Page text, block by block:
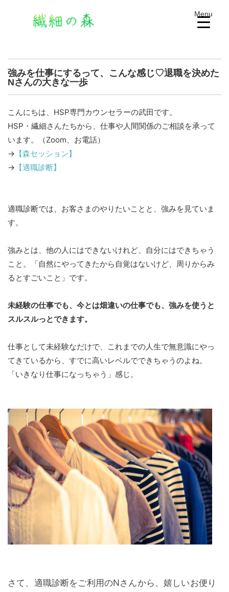
強みを仕事にするって、こんな感じ♡退職を決めた
Nさんの大きな一歩
こんにちは、HSP専門カウンセラーの武田です。
HSP・繊細さんたちから、仕事や人間関係のご相談を承って
います。（Zoom、お電話）
→ 【森セッション】
→ 【適職診断】
適職診断では、お客さまのやりたいことと、強みを見ていま
す。
強みとは、他の人にはできないけれど、自分にはできちゃう
こと。「自然にやってきたから自覚はないけど、周りからみ
るとすごいこと」です。
未経験の仕事でも、今とは畑違いの仕事でも、強みを使うと
スルスルっとできます。
仕事として未経験なだけで、これまでの人生で無意識にやっ
てきているから、すでに高いレベルでできちゃうのよね。
「いきなり仕事になっちゃう」感じ。
さて、適職診断をご利用のNさんから、嬉しいお便り
Menu